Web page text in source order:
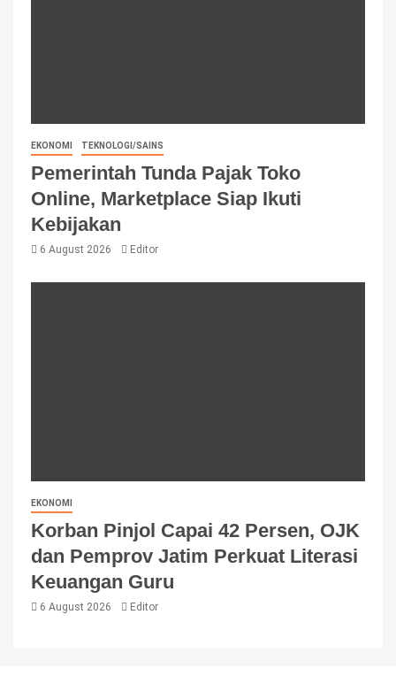
EKONOMI TEKNOLOGI/SAINS
Pemerintah Tunda Pajak Toko
Online, Marketplace Siap Ikuti
Kebijakan
6 August 2026 Editor
EKONOMI
Korban Pinjol Capai 42 Persen, OJK
dan Pemprov Jatim Perkuat Literasi
Keuangan Guru
6 August 2026 Editor